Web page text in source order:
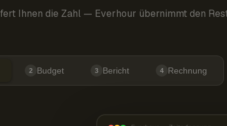
Ihnen die Zahl — Everhour übernimmt den
2 Budget 3 Bericht 4 Rechnung